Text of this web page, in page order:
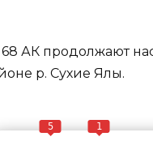
АК продолжают
р. Сухие Ялы.
5 1